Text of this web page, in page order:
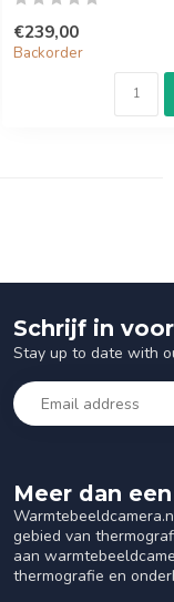
€239,00
Backorder
Meer dan
gebied van
aan
thermografie en
Schrijf in
Stay up to date with